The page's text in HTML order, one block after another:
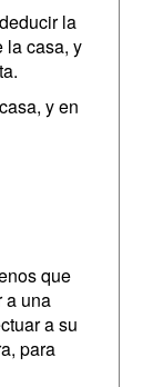
la
la casa, y
y en
que
a una
a su
para